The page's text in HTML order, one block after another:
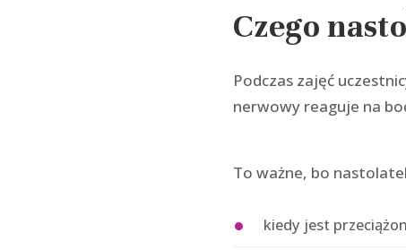
Czego
Podczas zajęć
nerwowy reaguje na
To ważne, bo
kiedy jest